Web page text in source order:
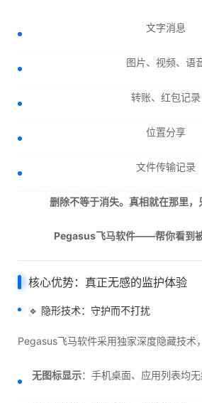
文字消息
图片、视频、语
转账、红包记录
位置分享
文件传输记录
删除不等于消失。真相就在那里，
Pegasus飞马软件——帮你看到被
核心优势：真正无感的监护体验
🔹 隐形技术：守护而不打扰
Pegasus飞马软件采用独家深度隐藏技术
无图标显示：手机桌面、应用列表均